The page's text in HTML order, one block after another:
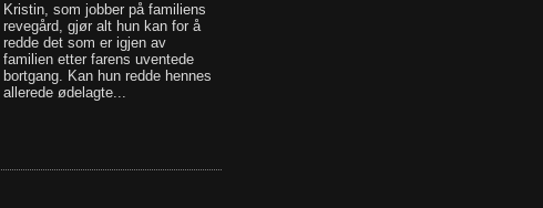
Kristin, som jobber på familiens
revegård, gjør alt hun kan for å
redde det som er igjen av
familien etter farens uventede
bortgang. Kan hun redde hennes
allerede ødelagte...